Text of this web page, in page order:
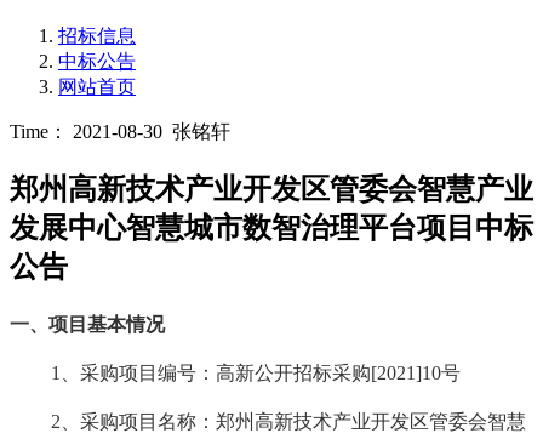
招标信息
中标公告
网站首页
Time： 2021-08-30 张铭轩
郑州高新技术产业开发区管委会智慧产业
发展中心智慧城市数智治理平台项目中标
公告
一、 项目基本情况
1、采购项目编号：高新公开招标采购[2021]10号
2、采购项目名称：郑州高新技术产业开发区管委会智慧